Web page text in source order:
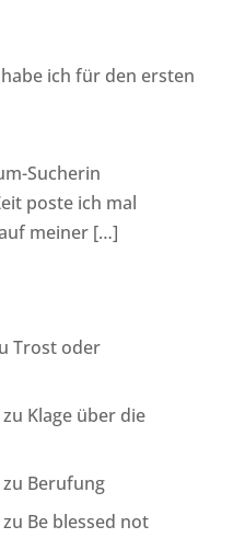
ich für den ersten
Sucherin
poste ich mal
meiner […]
Trost oder
zu Klage über die
zu Berufung
zu Be blessed not